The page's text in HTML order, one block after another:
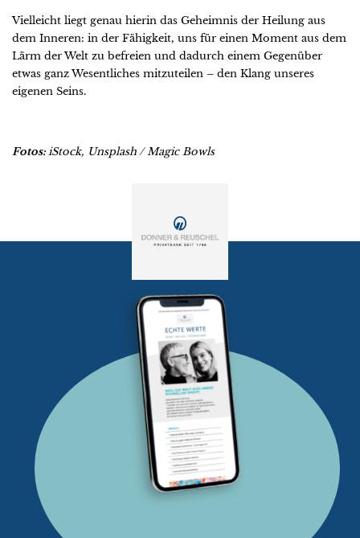
Vielleicht liegt genau hierin das Geheimnis der Heilung aus
dem Inneren: in der Fähigkeit, uns für einen Moment aus dem
Lärm der Welt zu befreien und dadurch einem Gegenüber
etwas ganz Wesentliches mitzuteilen – den Klang unseres
eigenen Seins.
Fotos:iStock, Unsplash / Magic Bowls